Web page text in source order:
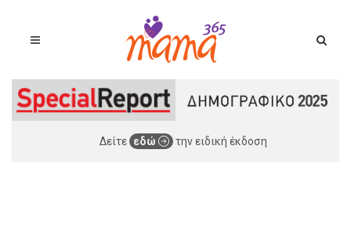
Δείτε εδώ την ειδική έκδοση